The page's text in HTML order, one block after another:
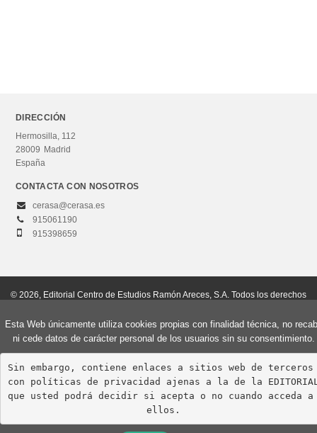
CATEGORÍAS
Curso de acceso
Grados universitarios
Máster
Otros estudios
Grado en Historia
SUBCOLECCIONES
Guías
DIRECCIÓN
Hermosilla, 112
28009 Madrid
España
CONTACTA CON NOSOTROS
cerasa@cerasa.es
915061190
915398659
© 2026, Editorial Centro de Estudios Ramón Areces, S.A. Todos los derechos
Aviso Legal Política de privacidad Política de cookies
Esta Web únicamente utiliza cookies propias con finalidad técnica, no
ni cede datos de carácter personal de los usuarios sin su consentimiento.
Sin embargo, contiene enlaces a sitios web de terceros
con políticas de privacidad ajenas a la de la
que usted podrá decidir si acepta o no cuando acceda a
ellos.